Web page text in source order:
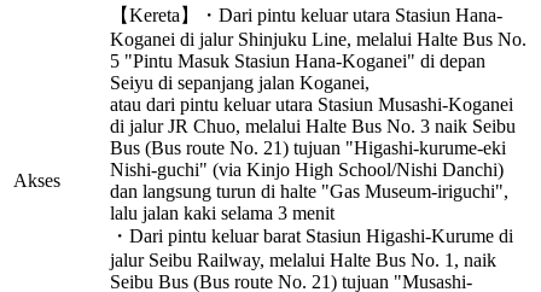
Akses
【Kereta】・Dari pintu keluar utara Stasiun Hana-
Koganei di jalur Shinjuku Line, melalui Halte Bus No.
5 "Pintu Masuk Stasiun Hana-Koganei" di depan
Seiyu di sepanjang jalan Koganei,
atau dari pintu keluar utara Stasiun Musashi-Koganei
di jalur JR Chuo, melalui Halte Bus No. 3 naik Seibu
Bus (Bus route No. 21) tujuan "Higashi-kurume-eki
Nishi-guchi" (via Kinjo High School/Nishi Danchi)
dan langsung turun di halte "Gas Museum-iriguchi",
lalu jalan kaki selama 3 menit
・Dari pintu keluar barat Stasiun Higashi-Kurume di
jalur Seibu Railway, melalui Halte Bus No. 1, naik
Seibu Bus (Bus route No. 21) tujuan "Musashi-